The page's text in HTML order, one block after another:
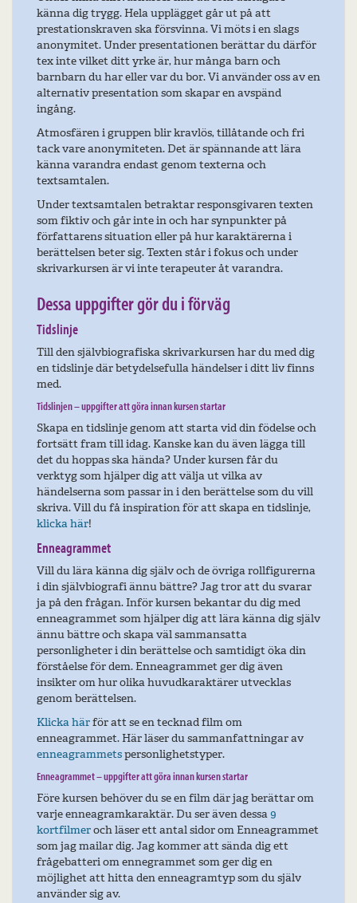
känna dig trygg. Hela upplägget går ut på att
prestationskraven ska försvinna. Vi möts i en slags
anonymitet. Under presentationen berättar du därför
tex inte vilket ditt yrke är, hur många barn och
barnbarn du har eller var du bor. Vi använder oss av en
alternativ presentation som skapar en avspänd
ingång.
Atmosfären i gruppen blir kravlös, tillåtande och fri
tack vare anonymiteten. Det är spännande att lära
känna varandra endast genom texterna och
textsamtalen.
Under textsamtalen betraktar responsgivaren texten
som fiktiv och går inte in och har synpunkter på
författarens situation eller på hur karaktärerna i
berättelsen beter sig. Texten står i fokus och under
skrivarkursen är vi inte terapeuter åt varandra.
Dessa uppgifter gör du i förväg
Tidslinje
Till den självbiografiska skrivarkursen har du med dig
en tidslinje där betydelsefulla händelser i ditt liv finns
med.
Tidslinjen – uppgifter att göra innan kursen startar
Skapa en tidslinje genom att starta vid din födelse och
fortsätt fram till idag. Kanske kan du även lägga till
det du hoppas ska hända? Under kursen får du
verktyg som hjälper dig att välja ut vilka av
händelserna som passar in i den berättelse som du vill
skriva. Vill du få inspiration för att skapa en tidslinje,
klicka här!
Enneagrammet
Vill du lära känna dig själv och de övriga rollfigurerna
i din självbiografi ännu bättre? Jag tror att du svarar
ja på den frågan. Inför kursen bekantar du dig med
enneagrammet som hjälper dig att lära känna dig själv
ännu bättre och skapa väl sammansatta
personligheter i din berättelse och samtidigt öka din
förståelse för dem. Enneagrammet ger dig även
insikter om hur olika huvudkaraktärer utvecklas
genom berättelsen.
Klicka härför att se en tecknad film om
enneagrammet. Här läser du sammanfattningar av
enneagrammetspersonlighetstyper.
Enneagrammet – uppgifter att göra innan kursen startar
Före kursen behöver du se en film där jag berättar om
varje enneagramkaraktär. Du ser även dessa9
kortfilmeroch läser ett antal sidor om Enneagrammet
som jag mailar dig. Jag kommer att sända dig ett
frågebatteri om ennegrammet som ger dig en
möjlighet att hitta den enneagramtyp som du själv
använder sig av.